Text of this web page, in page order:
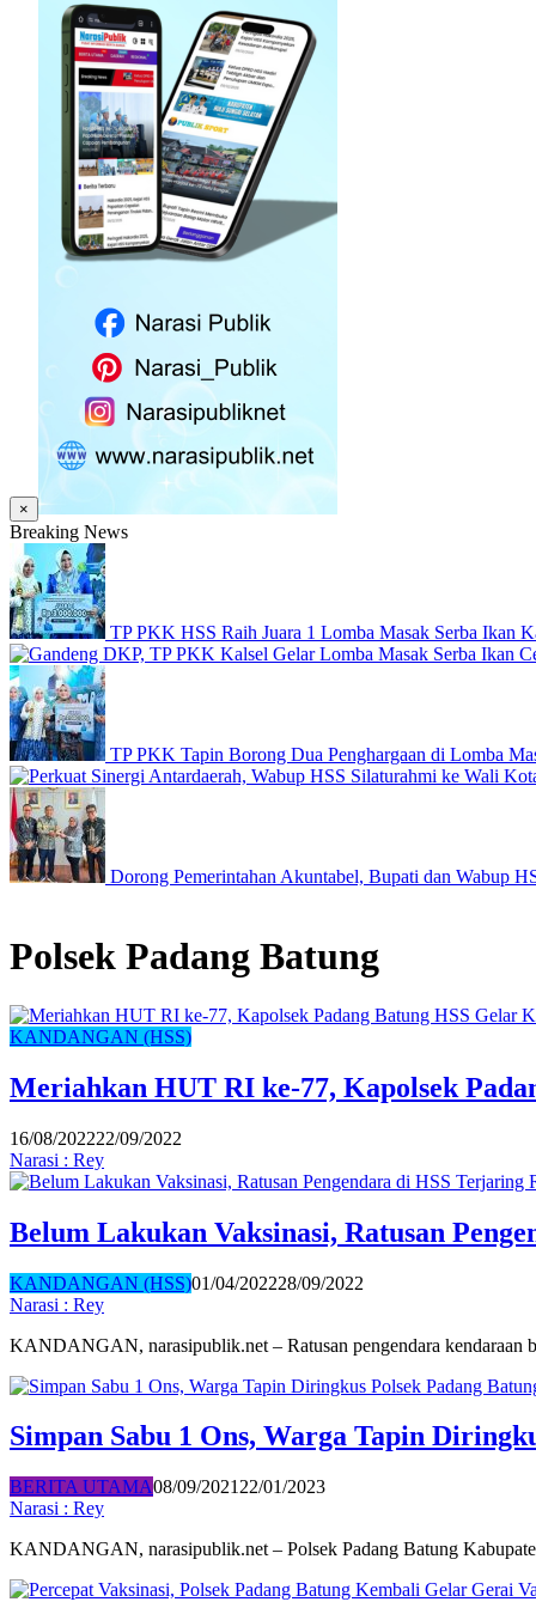
×
Breaking News
TP PKK HSS Raih Juara 1 Lomba Masak Serba Ikan
TP PKK Tapin Borong Dua Penghargaan di Lomba
Dorong Pemerintahan Akuntabel, Bupati dan Wabup
Polsek Padang Batung
KANDANGAN (HSS)
Meriahkan HUT RI ke-77, Kapolsek
16/08/202222/09/2022
Narasi : Rey
Belum Lakukan Vaksinasi, Ratusan
KANDANGAN (HSS)01/04/202228/09/2022
Narasi : Rey
KANDANGAN, narasipublik.net – Ratusan pengendara kendaraan
Simpan Sabu 1 Ons, Warga Tapin
BERITA UTAMA08/09/2021 22/01/2023
Narasi : Rey
KANDANGAN, narasipublik.net – Polsek Padang Batung